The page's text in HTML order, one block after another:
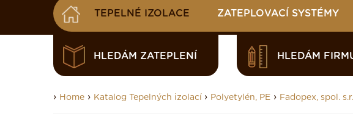
TEPELNÉ IZOLACE ZATEPLOVACÍ SYSTÉMY
HLEDÁM ZATEPLENÍ HLEDÁM
› Home › Katalog Tepelných izolací › Polyetylén, PE › Fadopex, spol.